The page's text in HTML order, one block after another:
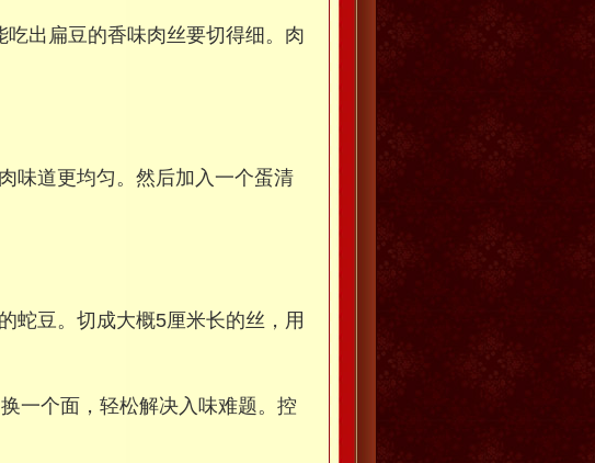
出扁豆的香味肉丝要切得细。肉
味道更均匀。然后加入一个蛋清
蛇豆。切成大概5厘米长的丝，用
一个面，轻松解决入味难题。控